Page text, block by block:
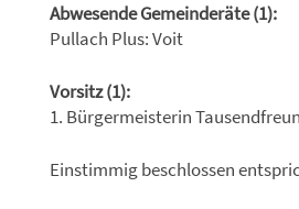
Abwesende Gemeinderäte (1):
Pullach Plus: Voit
Vorsitz (1):
1. Bürgermeisterin
Einstimmig beschlossen